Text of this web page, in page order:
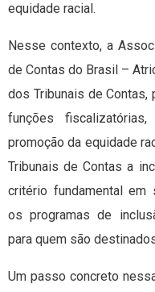
equidade racial.
Nesse contexto, a
de Contas do Brasil –
dos Tribunais de Contas,
funções
promoção da equidade
Tribunais de Contas a
critério fundamental em
os programas de
para quem são
Um passo concreto